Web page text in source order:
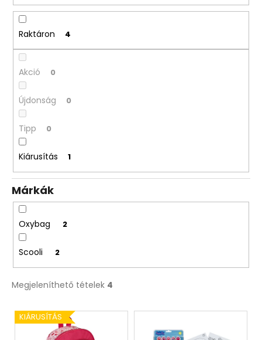
n
d
e
z
é
e
Raktáron 4
Akció 0
Újdonság 0
Tipp 0
Kiárusítás 1
Márkák
Oxybag 2
Scooli 2
Megjeleníthető tételek 4
T
e
KIÁRUSÍTÁS